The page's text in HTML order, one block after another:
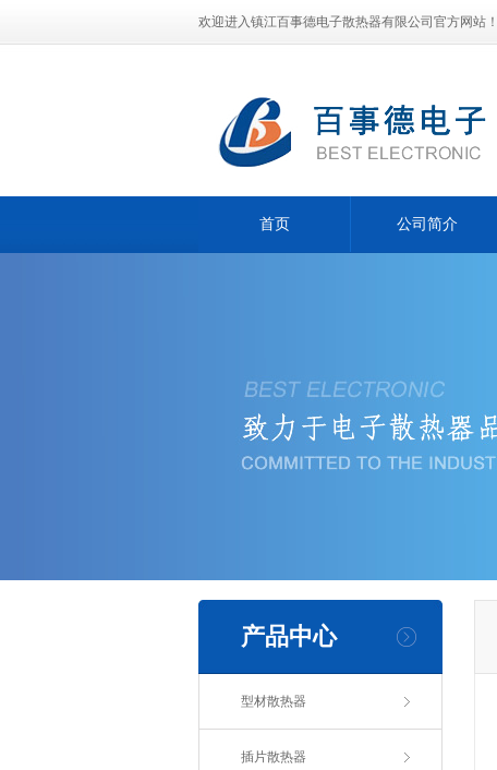
欢迎进入镇江百事德电子散热器有限公司官方网站！
首页 公司简介
产品中心
型材散热器
插片散热器